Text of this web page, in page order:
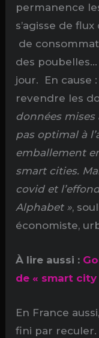
permanence
s’agisse de
de
des
jour. En cause
revendre les
données mises
pas optimal à
emballement
smart cities.
covid et
Alphabet »,
économiste,
À lire aussi :
de « smart
En France
fini par reculer.